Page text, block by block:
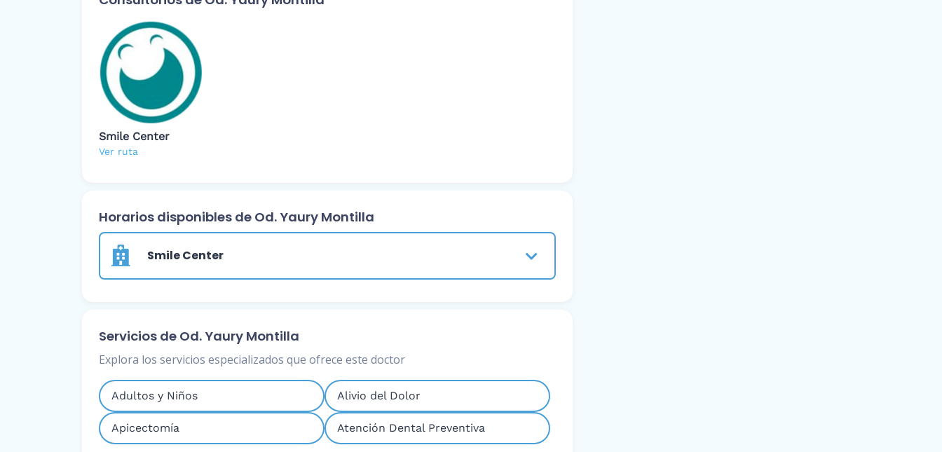
Smile Center
Ver ruta
Horarios disponibles de Od. Yaury Montilla
Smile Center
Servicios de Od. Yaury Montilla
Explora los servicios especializados que ofrece este doctor
Adultos y Niños Alivio del Dolor
Apicectomía Atención Dental Preventiva